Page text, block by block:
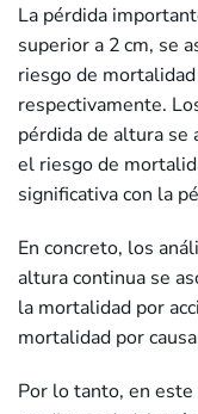
La pérdida
superior a 2 cm, se
riesgo de
respectivamente.
pérdida de altura se
el riesgo de
significativa con la
En concreto, los
altura continua se
la mortalidad por
mortalidad por
Por lo tanto, en